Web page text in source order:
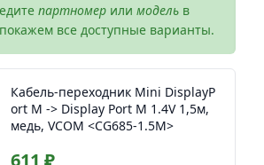
партномер или модель в
все доступные варианты.
Кабель-переходник Mini DisplayP
ort M -> Display Port M 1.4V 1,5м,
медь, VCOM <CG685-1.5M>
611 ₽